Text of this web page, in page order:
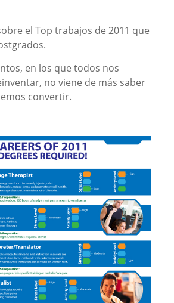
el Top trabajos de 2011 que
en los que todos nos
no viene de más saber
convertir.